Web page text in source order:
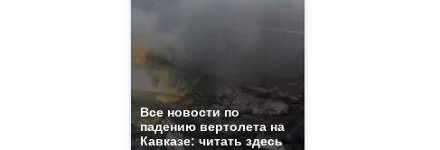
Все новости по
падению вертолета на
Кавказе: читать здесь